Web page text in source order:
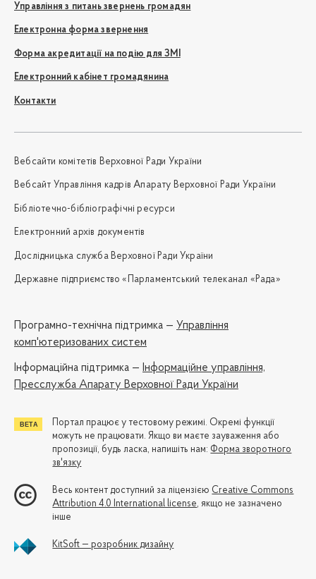
Управління з питань звернень громадян
Електронна форма звернення
Форма акредитації на подію для ЗМІ
Електронний кабінет громадянина
Контакти
Вебсайти комітетів Верховної Ради України
Вебсайт Управління кадрів Апарату Верховної Ради України
Бібліотечно-бібліографічні ресурси
Електронний архів документів
Дослідницька служба Верховної Ради України
Державне підприємство «Парламентський телеканал «Рада»
Програмно-технічна підтримка — Управління
комп'ютеризованих систем
Iнформаційна підтримка — Інформаційне управління,
Пресслужба Апарату Верховної Ради України
Портал працює у тестовому режимі. Окремі функції
можуть не працювати. Якщо ви маєте зауваження або
пропозиції, будь ласка, напишіть нам: Форма зворотного
зв'язку
Весь контент доступний за ліцензією Creative Commons
Attribution 4.0 International license, якщо не зазначено
інше
KitSoft — розробник дизайну